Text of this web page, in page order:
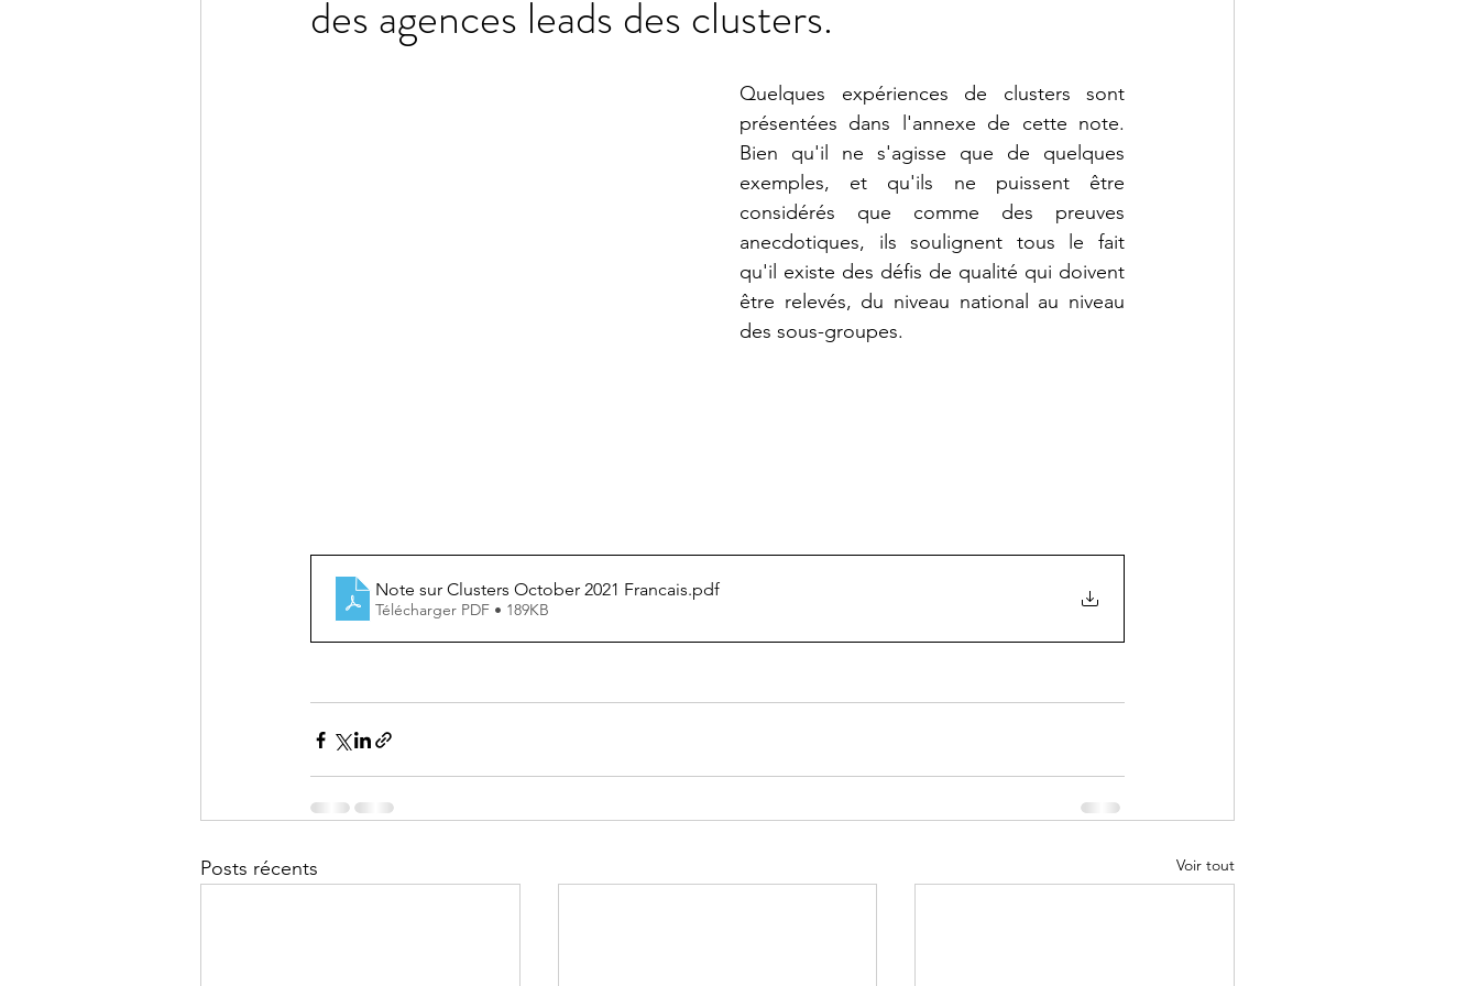
des agences leads des clusters.
Quelques expériences de clusters sont
présentées dans l'annexe de cette note.
Bien qu'il ne s'agisse que de quelques
exemples, et qu'ils ne puissent être
considérés que comme des preuves
anecdotiques, ils soulignent tous le fait
qu'il existe des défis de qualité qui doivent
être relevés, du niveau national au niveau
des sous-groupes.
Note sur Clusters October 2021 Francais.pdf
Télécharger PDF • 189KB
Posts récents Voir tout